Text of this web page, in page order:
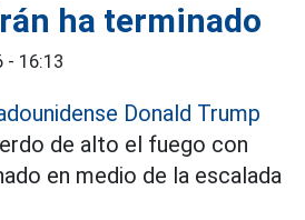
ha terminado
- 16:13
Donald Trump
de alto el fuego con
en medio de la escalada